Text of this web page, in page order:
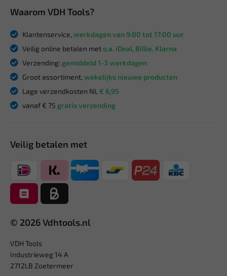
Waarom VDH Tools?
Klantenservice, werkdagen van 9:00 tot 17:00 uur
Veilig online betalen meto.a. iDeal, Billie, Klarna
Verzending: gemiddeld 1-3 werkdagen
Groot assortiment, wekelijks nieuwe producten
Lage verzendkosten NL € 6,95
vanaf € 75 gratis verzending
Veilig betalen met
© 2026 Vdhtools.nl
VDH Tools
Industrieweg 14 A
2712LB Zoetermeer